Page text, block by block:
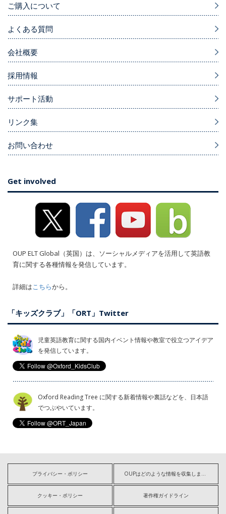
ご購入について
よくある質問
会社概要
採用情報
サポート活動
リンク集
お問い合わせ
Get involved
OUP ELT Global（英国）は、ソーシャルメディアを活用して英語教
育に関する各種情報を発信しています。
詳細はこちらから。
「キッズクラブ」「ORT」Twitter
児童英語教育に関する国内イベント情報や教室で役立つアイデア
を発信しています。
Oxford Reading Tree に関する新着情報や裏話などを、日本語
でつぶやいています。
プライバシー・ポリシー OUPはどのような情報を収集しますか?
クッキー・ポリシー 著作権ガイドライン